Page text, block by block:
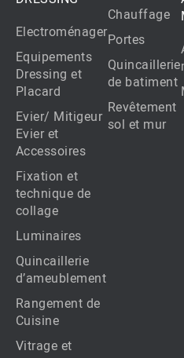
Electroménager
Equipements
Dressing et
Placard
Evier/ Mitigeur
Evier et
Accessoires
Fixation et
technique de
collage
Luminaires
Quincaillerie
d’ameublement
Rangement de
Cuisine
Vitrage et
Chauffage
Portes
Quincaillerie
de batiment
Revêtement
sol et mur